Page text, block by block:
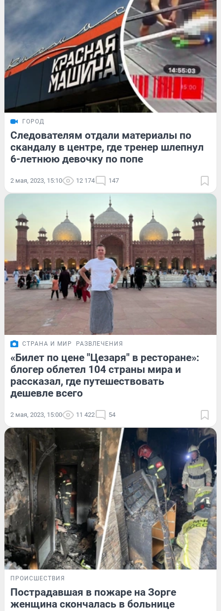
ГОРОД
Следователям отдали материалы по
скандалу в центре, где тренер шлепнул
6-летнюю девочку по попе
2 мая, 2023, 15:10 12 174 147
СТРАНА И МИР РАЗВЛЕЧЕНИЯ
«Билет по цене "Цезаря" в ресторане»:
блогер облетел 104 страны мира и
рассказал, где путешествовать
дешевле всего
2 мая, 2023, 15:00 11 422 54
ПРОИСШЕСТВИЯ
Пострадавшая в пожаре на Зорге
женщина скончалась в больнице